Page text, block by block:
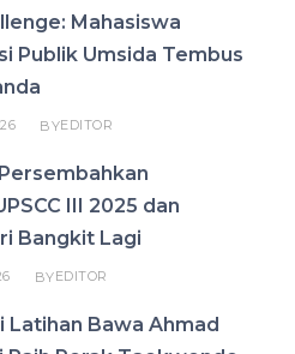
Mahasiswa
Publik Umsida Tembus
BYEDITOR
III 2025 dan
Bangkit Lagi
BYEDITOR
Latihan Bawa Ahmad